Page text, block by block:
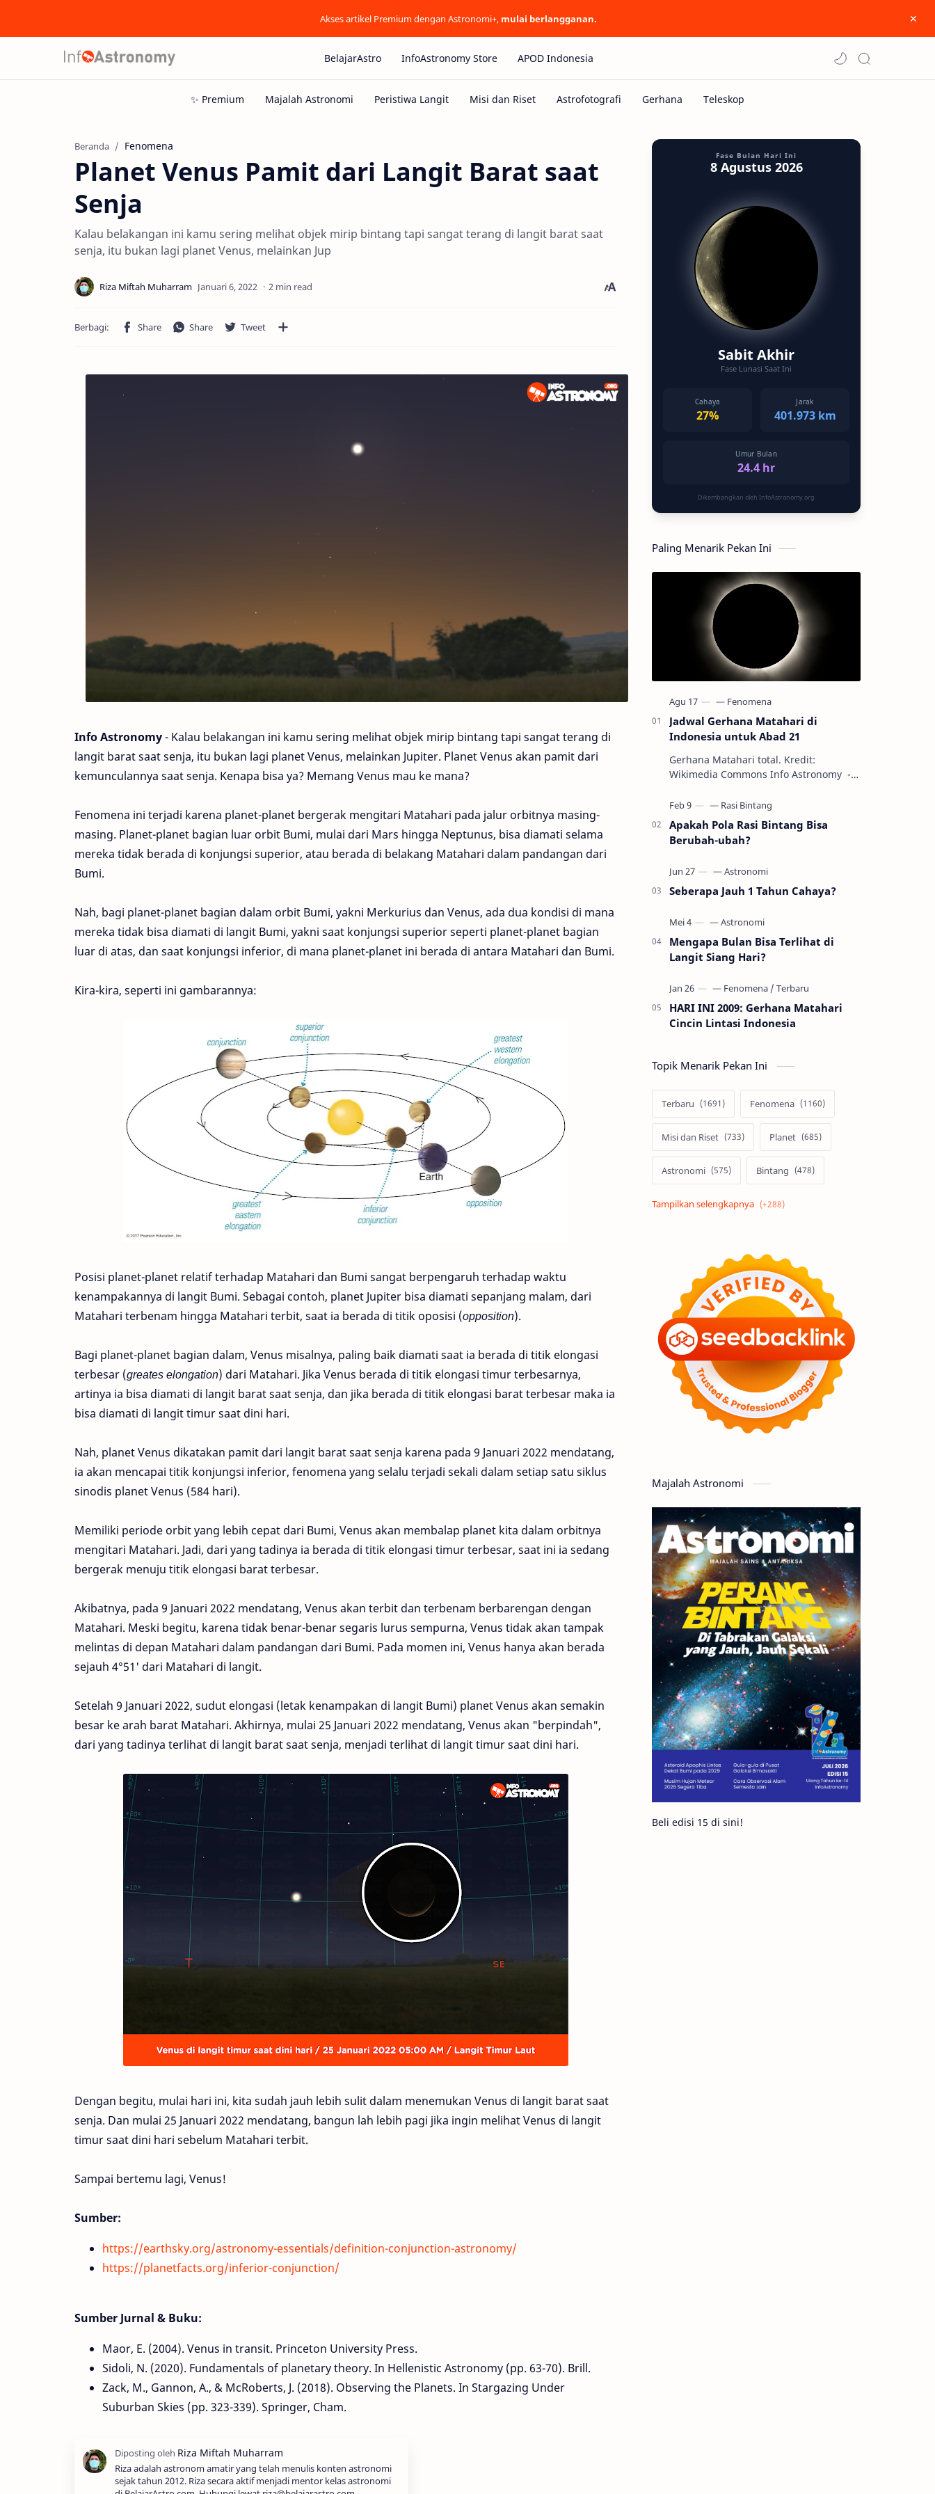
Akses artikel Premium dengan Astronomi+, mulai berlangganan.
BelajarAstro InfoAstronomy Store APOD Indonesia
Beranda Fenomena
Planet Venus Pamit dari Langit Barat saat
Senja
Kalau belakangan ini kamu sering melihat objek mirip bintang tapi sangat terang di langit barat saat
senja, itu bukan lagi planet Venus, melainkan Jup
2 min read
Info Astronomy- Kalau belakangan ini kamu sering melihat objek mirip bintang tapi sangat terang di
langit barat saat senja, itu bukan lagi planet Venus, melainkan Jupiter. Planet Venus akan pamit dari
kemunculannya saat senja. Kenapa bisa ya? Memang Venus mau ke mana?
Fenomena ini terjadi karena planet-planet bergerak mengitari Matahari pada jalur orbitnya masing-
masing. Planet-planet bagian luar orbit Bumi, mulai dari Mars hingga Neptunus, bisa diamati selama
mereka tidak berada di konjungsi superior, atau berada di belakang Matahari dalam pandangan dari
Bumi.
Nah, bagi planet-planet bagian dalam orbit Bumi, yakni Merkurius dan Venus, ada dua kondisi di mana
mereka tidak bisa diamati di langit Bumi, yakni saat konjungsi superior seperti planet-planet bagian
luar di atas, dan saat konjungsi inferior, di mana planet-planet ini berada di antara Matahari dan Bumi.
Kira-kira, seperti ini gambarannya:
Posisi planet-planet relatif terhadap Matahari dan Bumi sangat berpengaruh terhadap waktu
kenampakannya di langit Bumi. Sebagai contoh, planet Jupiter bisa diamati sepanjang malam, dari
Matahari terbenam hingga Matahari terbit, saat ia berada di titik oposisi (opposition).
Bagi planet-planet bagian dalam, Venus misalnya, paling baik diamati saat ia berada di titik elongasi
terbesar (greates elongation) dari Matahari. Jika Venus berada di titik elongasi timur terbesarnya,
artinya ia bisa diamati di langit barat saat senja, dan jika berada di titik elongasi barat terbesar maka ia
bisa diamati di langit timur saat dini hari.
Nah, planet Venus dikatakan pamit dari langit barat saat senja karena pada 9 Januari 2022 mendatang,
ia akan mencapai titik konjungsi inferior, fenomena yang selalu terjadi sekali dalam setiap satu siklus
sinodis planet Venus (584 hari).
Memiliki periode orbit yang lebih cepat dari Bumi, Venus akan membalap planet kita dalam orbitnya
mengitari Matahari. Jadi, dari yang tadinya ia berada di titik elongasi timur terbesar, saat ini ia sedang
bergerak menuju titik elongasi barat terbesar.
Akibatnya, pada 9 Januari 2022 mendatang, Venus akan terbit dan terbenam berbarengan dengan
Matahari. Meski begitu, karena tidak benar-benar segaris lurus sempurna, Venus tidak akan tampak
melintas di depan Matahari dalam pandangan dari Bumi. Pada momen ini, Venus hanya akan berada
sejauh 4°51' dari Matahari di langit.
Setelah 9 Januari 2022, sudut elongasi (letak kenampakan di langit Bumi) planet Venus akan semakin
besar ke arah barat Matahari. Akhirnya, mulai 25 Januari 2022 mendatang, Venus akan "berpindah",
dari yang tadinya terlihat di langit barat saat senja, menjadi terlihat di langit timur saat dini hari.
Dengan begitu, mulai hari ini, kita sudah jauh lebih sulit dalam menemukan Venus di langit barat saat
senja. Dan mulai 25 Januari 2022 mendatang, bangun lah lebih pagi jika ingin melihat Venus di langit
timur saat dini hari sebelum Matahari terbit.
Sampai bertemu lagi, Venus!
Sumber:
https://earthsky.org/astronomy-essentials/definition-conjunction-astronomy/
https://planetfacts.org/inferior-conjunction/
Sumber Jurnal & Buku:
Maor, E. (2004). Venus in transit. Princeton University Press.
Sidoli, N. (2020). Fundamentals of planetary theory. In Hellenistic Astronomy (pp. 63-70). Brill.
Zack, M., Gannon, A., & McRoberts, J. (2018). Observing the Planets. In Stargazing Under
Suburban Skies (pp. 323-339). Springer, Cham.
Riza adalah astronom amatir yang telah menulis konten astronomi
sejak tahun 2012. Riza secara aktif menjadi mentor kelas astronomi
Fase Bulan Hari Ini
8 Agustus 2026
Sabit Akhir
Fase Lunasi Saat Ini
Cahaya
27%
Jarak
401.973 km
Umur Bulan
24.4 hr
Dikembangkan oleh InfoAstronomy.org
Paling Menarik Pekan Ini
Jadwal Gerhana Matahari di
Indonesia untuk Abad 21
Gerhana Matahari total. Kredit:
Wikimedia Commons Info Astronomy -
gerhana Matahari akan terjadi sebanyak
22…
Apakah Pola Rasi Bintang Bisa
Berubah-ubah?
Seberapa Jauh 1 Tahun Cahaya?
Mengapa Bulan Bisa Terlihat di
Langit Siang Hari?
HARI INI 2009: Gerhana Matahari
Cincin Lintasi Indonesia
Topik Menarik Pekan Ini
Terbaru Fenomena
Misi dan Riset Planet
Astronomi Bintang
Alam semesta Galaksi
Tata Surya
Hype Astronot
Asteroid Observasi
Premium Komet
Penelitian
Satelit
Aurora Supernova
Nebula Sponsored
Matahari Featured
Mars Planet Katai
GMT 2016 History
Hoax Bima Sakti
Meteor Gerhana
Komet ISON Jupiter
Planet Kerdil Bumi
Pengetahuan Berita
Majalah Astronomi
Beli edisi 15 di sini!